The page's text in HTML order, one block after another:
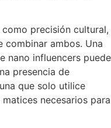
precisión cultural,
combinar ambos. Una
nano influencers puede
presencia de
que solo utilice
necesarios para